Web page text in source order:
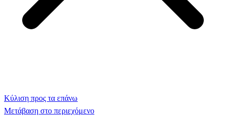
Κύλιση προς τα επάνω
Μετάβαση στο περιεχόμενο